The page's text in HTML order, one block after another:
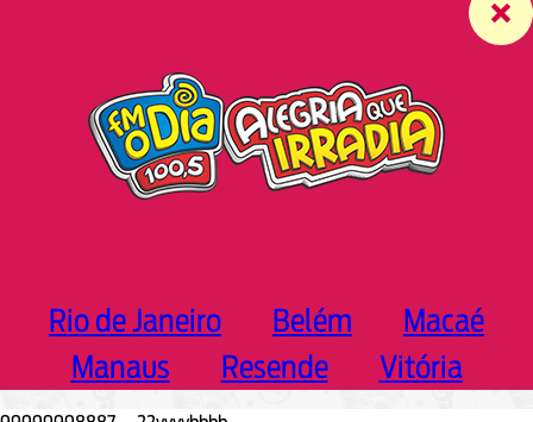
Rio de Janeiro Belém
Macaé
Manaus
Resende Vitória